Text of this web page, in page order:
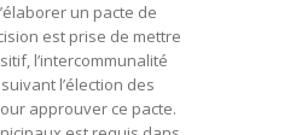
un pacte de
est prise de mettre
l’intercommunalité
l’élection des
approuver ce pacte.